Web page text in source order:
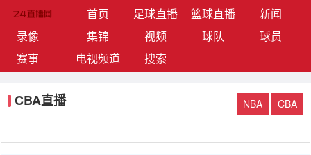
首页(current)足球直播 篮球直播
新闻
录像
集锦 视频 球队
球员
赛事
电视频道 搜索
CBA直播 NBA CBA